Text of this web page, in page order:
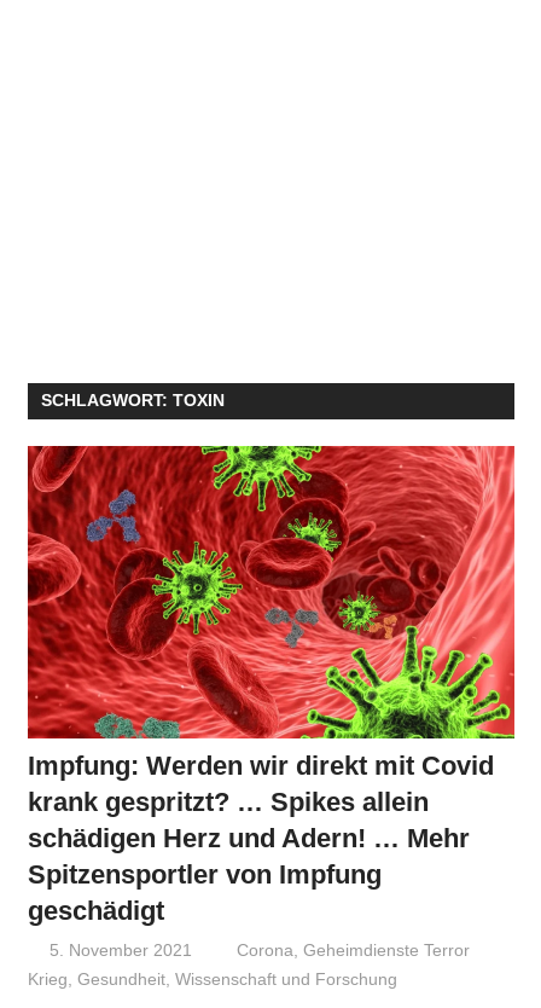
SCHLAGWORT: TOXIN
Impfung: Werden wir direkt mit Covid
krank gespritzt? … Spikes allein
schädigen Herz und Adern! … Mehr
Spitzensportler von Impfung
geschädigt
5. November 2021 Niki Vogt
Corona,Geheimdienste Terror
Krieg, Gesundheit, Wissenschaft und Forschung